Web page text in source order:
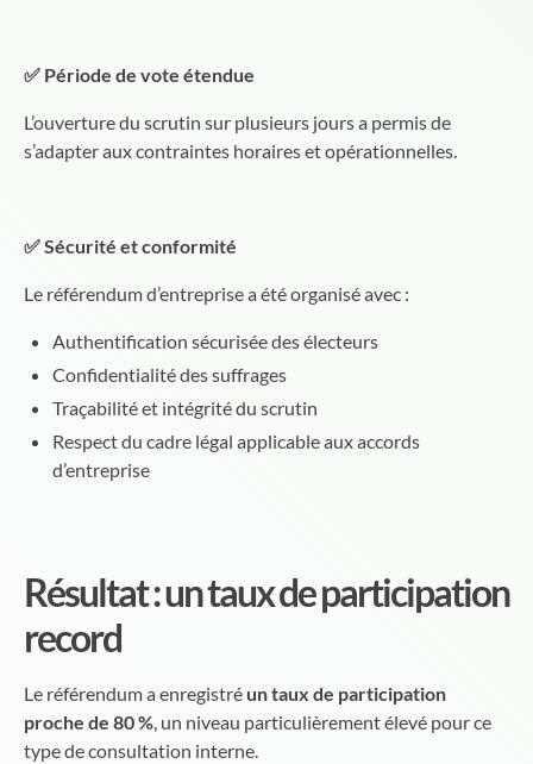
✅ Période de vote étendue
L’ouverture du scrutin sur plusieurs jours a permis de
s’adapter aux contraintes horaires et opérationnelles.
✅ Sécurité et conformité
Le référendum d’entreprise a été organisé avec :
Authentification sécurisée des électeurs
Confidentialité des suffrages
Traçabilité et intégrité du scrutin
Respect du cadre légal applicable aux accords
d’entreprise
Résultat : un taux de participation
record
Le référendum a enregistré un taux de participation
proche de 80 %, un niveau particulièrement élevé pour ce
type de consultation interne.